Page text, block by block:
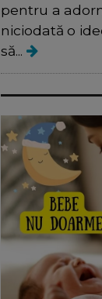
pentru a
niciodată o
să...